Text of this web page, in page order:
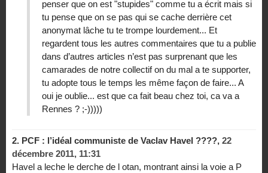
penser que on est "stupides" comme tu a écrit mais si
tu pense que on se pas qui se cache derrière cet
anonymat lâche tu te trompe lourdement... Et
regardent tous les autres commentaires que tu a publie
dans d’autres articles n’est pas surprenant que les
camarades de notre collectif on du mal a te supporter,
tu adopte tous le temps les même façon de faire... A
oui je oublie... est que ca fait beau chez toi, ca va a
Rennes ? ;-)))))
2. PCF : l’idéal communiste de Vaclav Havel ????, 22
décembre 2011, 11:31
Havel a leche le derche de l otan, montrant ainsi la voie a P